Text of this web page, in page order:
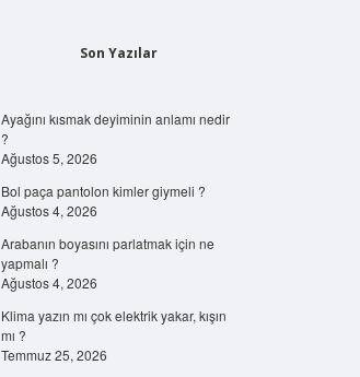
Son Yazılar
Ayağını kısmak deyiminin anlamı nedir
?
Ağustos 5, 2026
Bol paça pantolon kimler giymeli ?
Ağustos 4, 2026
Arabanın boyasını parlatmak için ne
yapmalı ?
Ağustos 4, 2026
Klima yazın mı çok elektrik yakar, kışın
mı ?
Temmuz 25, 2026